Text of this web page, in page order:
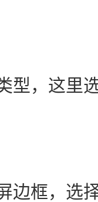
，这里选
框，选